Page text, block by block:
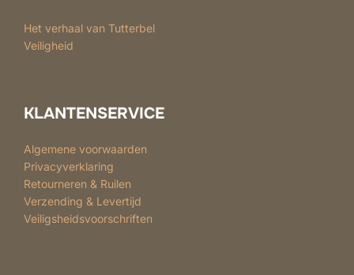
Het verhaal van Tutterbel
Veiligheid
KLANTENSERVICE
Algemene voorwaarden
Privacyverklaring
Retourneren & Ruilen
Verzending & Levertijd
Veiligsheidsvoorschriften